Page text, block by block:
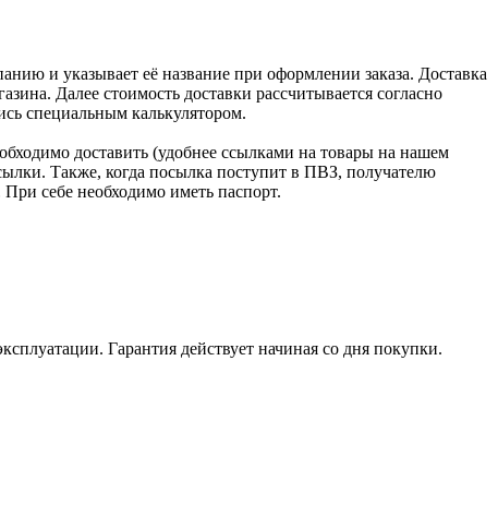
и указывает её название при оформлении заказа. Доставка
Далее стоимость доставки рассчитывается согласно
специальным калькулятором.
доставить (удобнее ссылками на товары на нашем
Также, когда посылка поступит в ПВЗ, получателю
себе необходимо иметь паспорт.
Гарантия действует начиная со дня покупки.